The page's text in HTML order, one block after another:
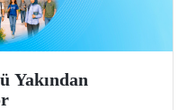
Yakından